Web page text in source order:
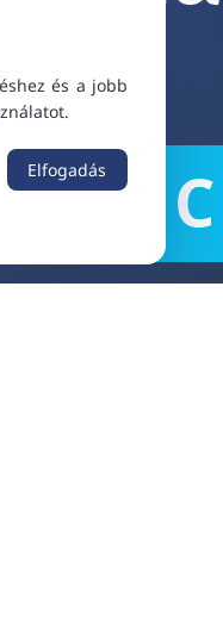
és a jobb
Elfogadás